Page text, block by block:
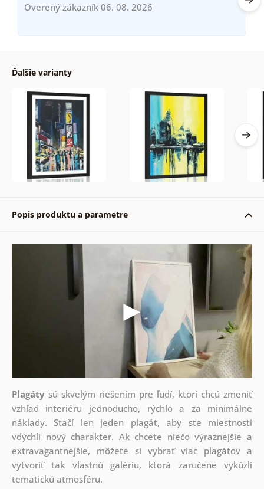
Overený zákazník 06. 08. 2026
Ďalšie varianty
Popis produktu a parametre
Plagátysú skvelým riešením pre ľudí, ktorí chcú zmeniť
vzhľad interiéru jednoducho, rýchlo a za minimálne
náklady. Stačí len jeden plagát, aby ste miestnosti
vdýchli nový charakter. Ak chcete niečo výraznejšie a
extravagantnejšie, môžete si vybrať viac plagátov a
vytvoriť tak vlastnú galériu, ktorá zaručene vykúzli
tematickú atmosféru.